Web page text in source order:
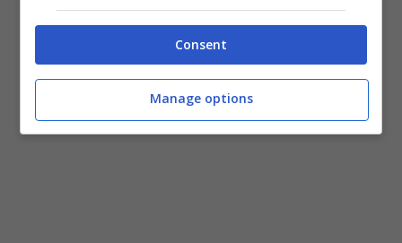
Consent
Manage options